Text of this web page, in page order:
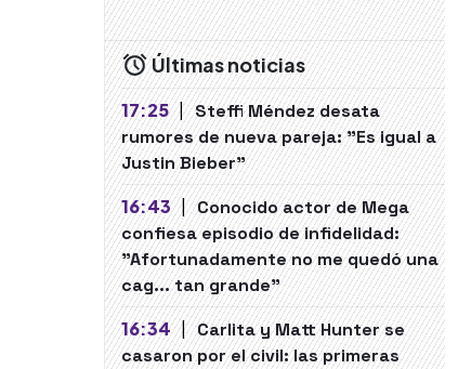
Últimas noticias
17:25 | Steffi Méndez desata
rumores de nueva pareja: "Es igual a
Justin Bieber"
16:43 | Conocido actor de Mega
confiesa episodio de infidelidad:
"Afortunadamente no me quedó una
cag... tan grande"
16:34 | Carlita y Matt Hunter se
casaron por el civil: las primeras